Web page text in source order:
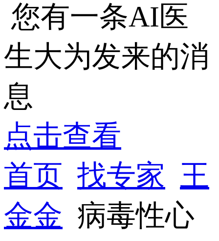
您有一条AI医
生大为发来的消
息
点击查看
首页 找专家 王
金金 病毒性心